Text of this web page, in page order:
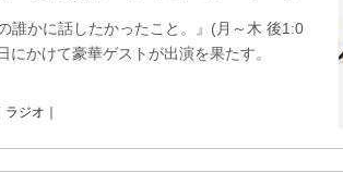
誰かに話したかったこと。』(月～木 後1:0
かけて豪華ゲストが出演を果たす。
｜ラジオ｜